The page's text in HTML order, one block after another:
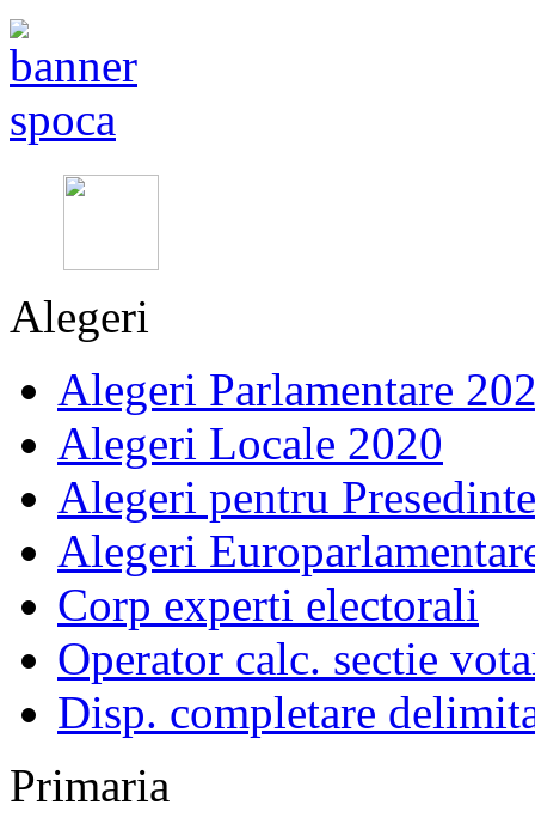
Alegeri
Alegeri Parlamentare
Alegeri Locale 2020
Alegeri pentru
Alegeri
Corp experti electorali
Operator calc. sectie
Disp. completare
Primaria